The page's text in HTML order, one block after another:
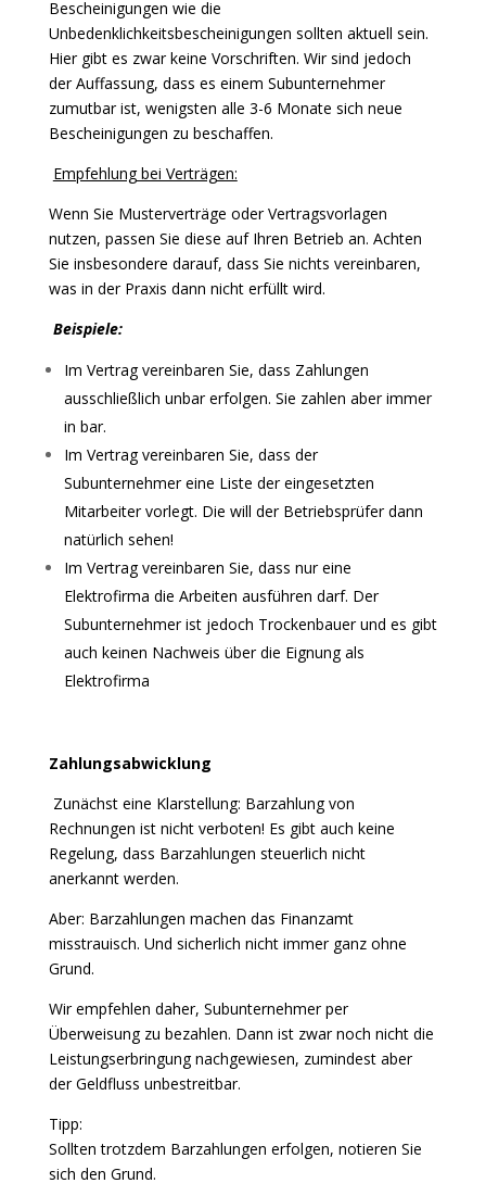
Bescheinigungen wie die
Unbedenklichkeitsbescheinigungen sollten aktuell sein.
Hier gibt es zwar keine Vorschriften. Wir sind jedoch
der Auffassung, dass es einem Subunternehmer
zumutbar ist, wenigsten alle 3-6 Monate sich neue
Bescheinigungen zu beschaffen.
Empfehlung bei Verträgen:
Wenn Sie Musterverträge oder Vertragsvorlagen
nutzen, passen Sie diese auf Ihren Betrieb an. Achten
Sie insbesondere darauf, dass Sie nichts vereinbaren,
was in der Praxis dann nicht erfüllt wird.
Beispiele:
Im Vertrag vereinbaren Sie, dass Zahlungen
ausschließlich unbar erfolgen. Sie zahlen aber immer
in bar.
Im Vertrag vereinbaren Sie, dass der
Subunternehmer eine Liste der eingesetzten
Mitarbeiter vorlegt. Die will der Betriebsprüfer dann
natürlich sehen!
Im Vertrag vereinbaren Sie, dass nur eine
Elektrofirma die Arbeiten ausführen darf. Der
Subunternehmer ist jedoch Trockenbauer und es gibt
auch keinen Nachweis über die Eignung als
Elektrofirma
Zahlungsabwicklung
Zunächst eine Klarstellung: Barzahlung von
Rechnungen ist nicht verboten! Es gibt auch keine
Regelung, dass Barzahlungen steuerlich nicht
anerkannt werden.
Aber: Barzahlungen machen das Finanzamt
misstrauisch. Und sicherlich nicht immer ganz ohne
Grund.
Wir empfehlen daher, Subunternehmer per
Überweisung zu bezahlen. Dann ist zwar noch nicht die
Leistungserbringung nachgewiesen, zumindest aber
der Geldfluss unbestreitbar.
Tipp:
Sollten trotzdem Barzahlungen erfolgen, notieren Sie
sich den Grund.